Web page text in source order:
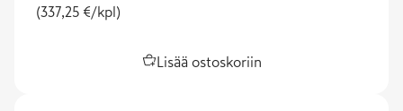
(337,25 €/kpl )
Lisää ostoskoriin